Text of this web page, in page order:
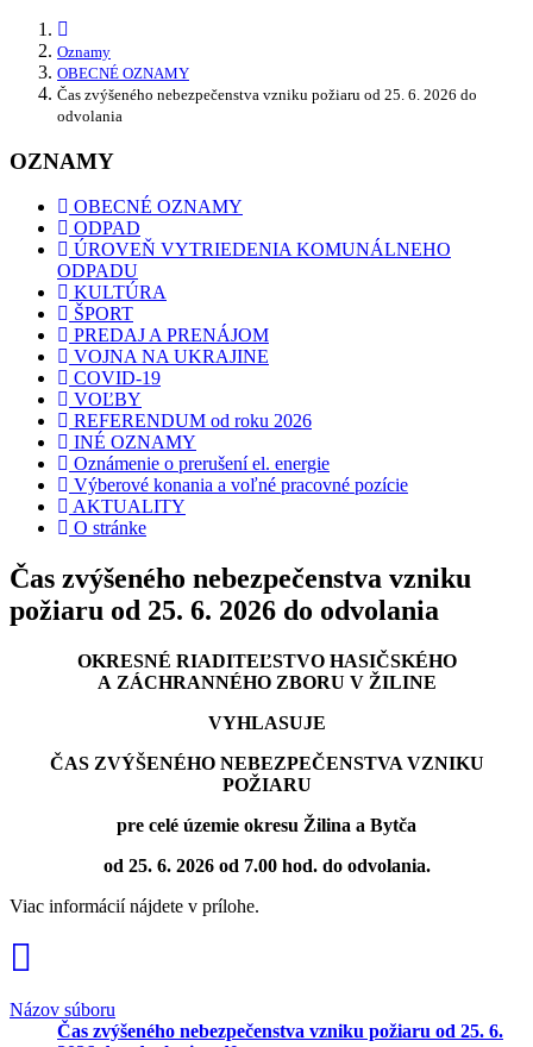
Oznamy
OBECNÉ OZNAMY
Čas zvýšeného nebezpečenstva vzniku požiaru od 25. 6. 2026 do
odvolania
OZNAMY
OBECNÉ OZNAMY
ODPAD
ÚROVEŇ VYTRIEDENIA KOMUNÁLNEHO
ODPADU
KULTÚRA
ŠPORT
PREDAJ A PRENÁJOM
VOJNA NA UKRAJINE
COVID-19
VOĽBY
REFERENDUM od roku 2026
INÉ OZNAMY
Oznámenie o prerušení el. energie
Výberové konania a voľné pracovné pozície
AKTUALITY
O stránke
Čas zvýšeného nebezpečenstva vzniku
požiaru od 25. 6. 2026 do odvolania
OKRESNÉ RIADITEĽSTVO HASIČSKÉHO
A ZÁCHRANNÉHO ZBORU V ŽILINE
VYHLASUJE
ČAS ZVÝŠENÉHO NEBEZPEČENSTVA VZNIKU
POŽIARU
pre celé územie okresu Žilina a Bytča
od 25. 6. 2026 od 7.00 hod. do odvolania.
Viac informácií nájdete v prílohe.
Názov súboru
Čas zvýšeného nebezpečenstva vzniku požiaru od 25. 6.